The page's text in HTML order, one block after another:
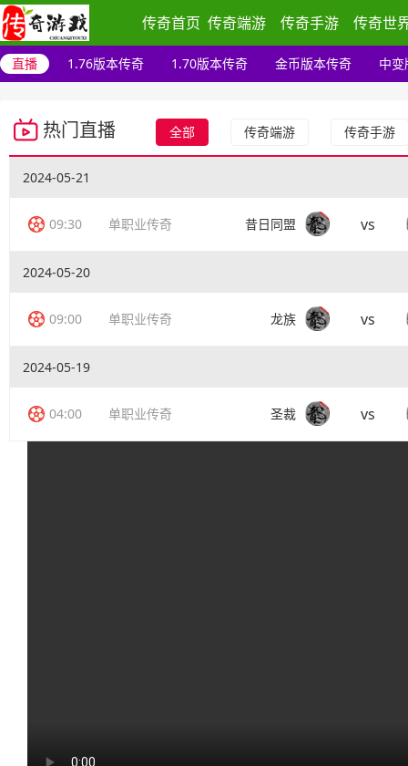
传奇首页 传奇端游 传奇手游 传奇世
直播 1.76版本传奇 1.70版本传奇 金币版本传奇 中变
热门直播 全部 传奇端游 传奇手游
2024-05-21
09:30 单职业传奇 昔日同盟 vs
2024-05-20
09:00 单职业传奇 龙族 vs
2024-05-19
04:00 单职业传奇 圣裁 vs